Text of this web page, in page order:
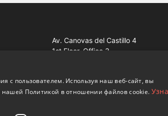
Av. Canovas del Castillo 4
1st Floor, Office 3
с пользователем. Используя наш веб-сайт, вы
нашей Политикой в ​​отношении файлов cookie.